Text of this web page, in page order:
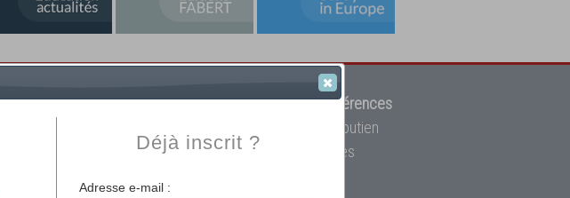
Fabert.comvous permet de trouver parmi12908 références
du primaire au supérieur, mais aussi des cours de soutien
distance. Ce moteur regroupe toutes les écoles privées
Déjà inscrit ?
Adresse e-mail :